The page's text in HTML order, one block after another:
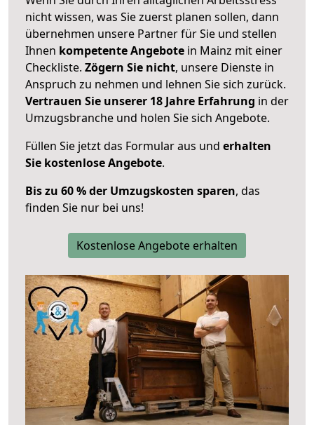
nicht wissen, was Sie zuerst planen sollen, dann
übernehmen unsere Partner für Sie und stellen
Ihnen kompetente Angebote in Mainz mit einer
Checkliste. Zögern Sie nicht, unsere Dienste in
Anspruch zu nehmen und lehnen Sie sich zurück.
Vertrauen Sie unserer 18 Jahre Erfahrung in der
Umzugsbranche und holen Sie sich Angebote.
Füllen Sie jetzt das Formular aus und erhalten
Sie kostenlose Angebote.
Bis zu 60 % der Umzugskosten sparen, das
finden Sie nur bei uns!
Kostenlose Angebote erhalten